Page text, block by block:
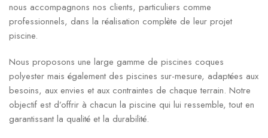
nous accompagnons nos clients, particuliers comme
professionnels, dans la réalisation complète de leur projet
piscine.
Nous proposons une large gamme de piscines coques
polyester mais également des piscines sur-mesure, adaptées aux
besoins, aux envies et aux contraintes de chaque terrain. Notre
objectif est d’offrir à chacun la piscine qui lui ressemble, tout en
garantissant la qualité et la durabilité.